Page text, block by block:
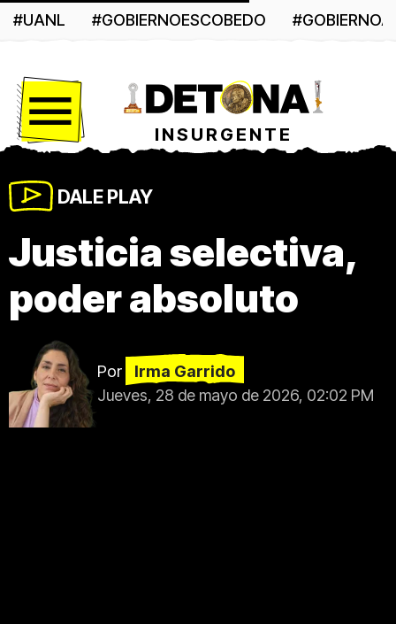
#UANL #GOBIERNOESCOBEDO
INSURGENTE
DALE PLAY
Justicia selectiva,
poder absoluto
Por
Irma Garrido
Jueves, 28 de mayo de 2026, 02:02 PM